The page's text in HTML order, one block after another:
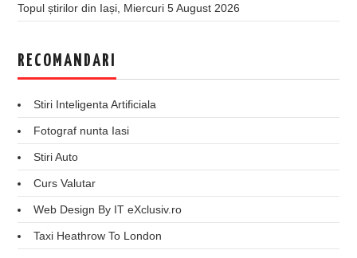
Topul știrilor din Iași, Miercuri 5 August 2026
RECOMANDARI
Stiri Inteligenta Artificiala
Fotograf nunta Iasi
Stiri Auto
Curs Valutar
Web Design By IT eXclusiv.ro
Taxi Heathrow To London